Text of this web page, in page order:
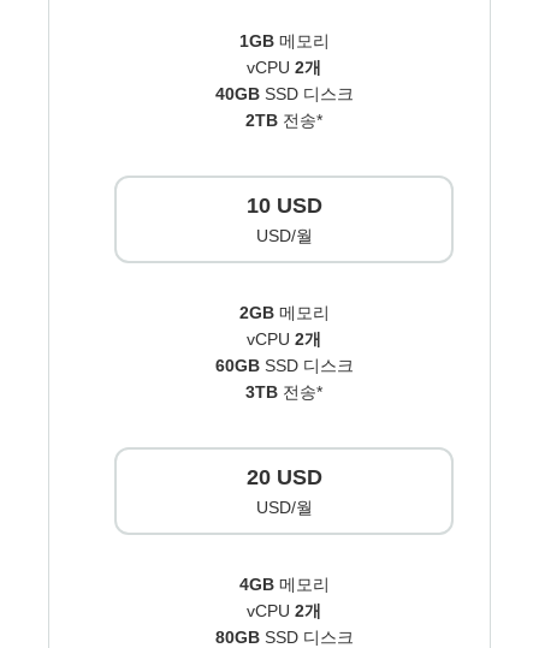
1GB메모리
vCPU 2개
40GBSSD 디스크
2TB 전송*
10 USD
USD/월
2GB메모리
vCPU 2개
60GBSSD 디스크
3TB 전송*
20 USD
USD/월
4GB메모리
vCPU 2개
80GBSSD 디스크